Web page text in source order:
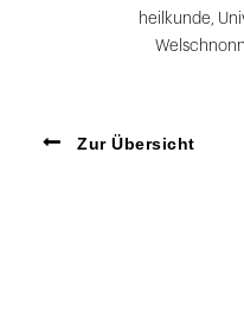
heilkunde,
Zur Übersicht